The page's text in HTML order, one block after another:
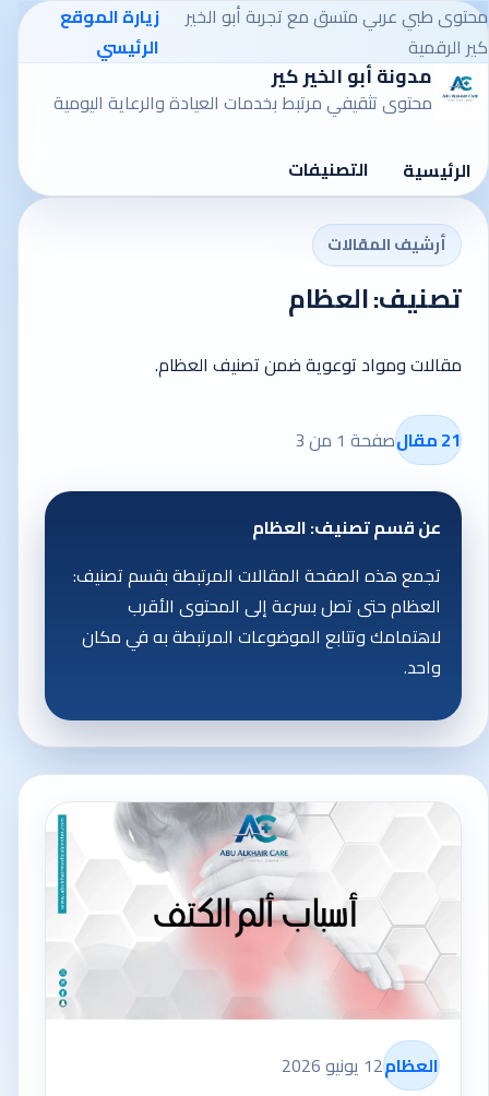
محتوى طبي عربي متسق مع تجربة أبو الخير
كير الرقمية
زيارة الموقع
الرئيسي
مدونة أبو الخير كير
محتوى تثقيفي مرتبط بخدمات العيادة والرعاية اليومية
الرئيسية التصنيفات
أرشيف المقالات
تصنيف: العظام
مقالات ومواد توعوية ضمن تصنيف العظام.
21 مقال صفحة 1 من 3
عن قسم تصنيف: العظام
تجمع هذه الصفحة المقالات المرتبطة بقسم تصنيف:
العظام حتى تصل بسرعة إلى المحتوى الأقرب
لاهتمامك وتتابع الموضوعات المرتبطة به في مكان
واحد.
العظام12 يونيو 2026